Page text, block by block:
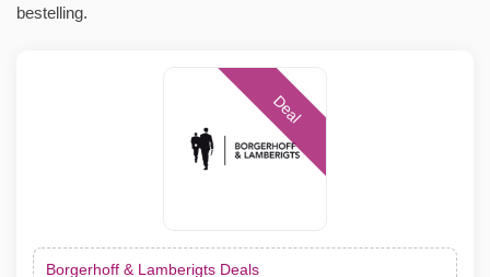
bestelling.
Deal
Borgerhoff & Lamberigts Deals